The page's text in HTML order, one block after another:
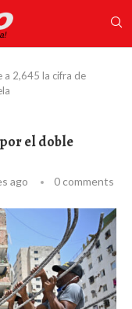
a 2,645 la cifra de
el doble
ago 0 comments